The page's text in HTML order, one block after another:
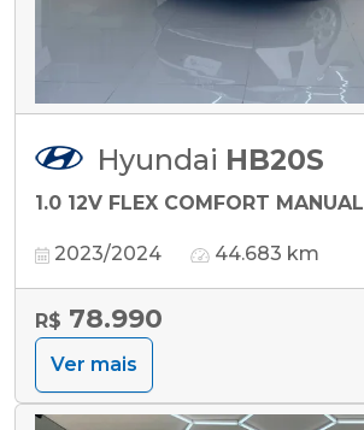
Hyundai HB20S
1.0 12V FLEX COMFORT MANUAL
2023/2024 44.683 km
R$ 78.990
Ver mais